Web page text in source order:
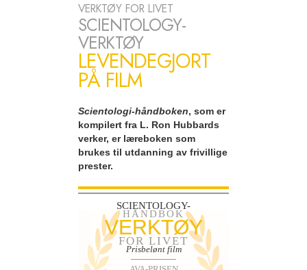
VERKTØY FOR LIVET
SCIENTOLOGY-
VERKTØY
LEVENDEGJORT
PÅ FILM
Scientologi-håndboken, som er
kompilert fra L. Ron Hubbards
verker, er læreboken som
brukes til utdanning av frivillige
prester.
SCIENTOLOGY-
HÅNDBOK
VERKTØY
FOR LIVET
Prisbelønt film